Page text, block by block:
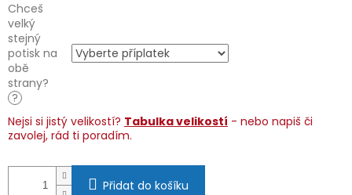
Chceš
velký
stejný
potisk na
obě
strany?
?
Nejsi si jistý velikostí? Tabulka velikostí - nebo napiš či
zavolej, rád ti poradím.
Přidat do košíku